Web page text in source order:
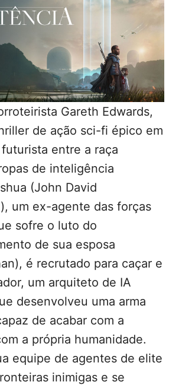
Gareth Edwards,
de ação sci-fi épico em
entre a raça
de inteligência
(John David
um ex-agente das forças
sofre o luto do
de sua esposa
é recrutado para caçar e
um arquiteto de IA
desenvolveu uma arma
de acabar com a
a própria humanidade.
equipe de agentes de elite
inimigas e se